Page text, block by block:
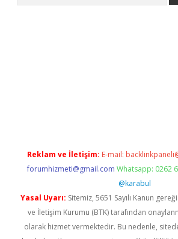
Reklam ve İletişim: E-mail:
forumhizmeti@gmail.com Whatsapp: 0262
@karabul
Yasal Uyarı: Sitemiz, 5651 Sayılı Kanun
ve İletişim Kurumu (BTK) tarafından
olarak hizmet vermektedir. Bu nedenle,